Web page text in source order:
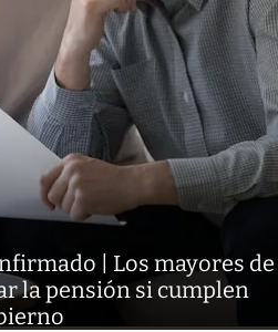
| Los mayores de
la pensión si cumplen